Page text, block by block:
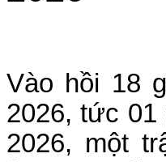
Vào hồi 18
2026, tức 01
2026, một